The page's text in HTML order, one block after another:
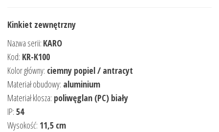
Kinkiet zewnętrzny
Nazwa serii: KARO
Kod: KR-K100
Kolor główny: ciemny popiel / antracyt
Materiał obudowy: aluminium
Materiał klosza: poliwęglan (PC) biały
IP: 54
Wysokość: 11,5 cm